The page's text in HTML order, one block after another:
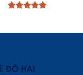
sao